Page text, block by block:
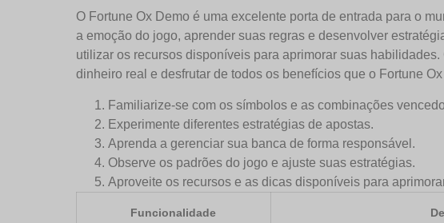
O Fortune Ox Demo é uma excelente porta de entrada para o
a emoção do jogo, aprender suas regras e desenvolver
utilizar os recursos disponíveis para aprimorar suas
dinheiro real e desfrutar de todos os benefícios que o Fortune Ox
Familiarize-se com os símbolos e as combinações
Experimente diferentes estratégias de apostas.
Aprenda a gerenciar sua banca de forma responsável.
Observe os padrões do jogo e ajuste suas estratégias.
Aproveite os recursos e as dicas disponíveis para
Funcionalidade